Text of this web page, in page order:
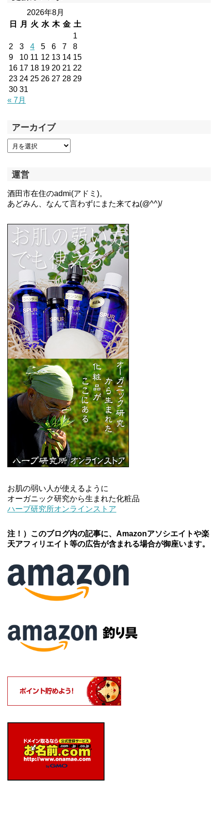
2026年8月
日
月 火 水 木 金 土
1
2
3 4 5 6 7
8
9
10 11 12 13 14 15
16 17 18 19 20 21 22
23 24 25 26 27 28 29
30 31
« 7月
アーカイブ
運営
酒田市在住のadmi(アドミ)。
あどみん、なんて言わずにまた来てね(@^^)/
お肌の弱い人が使えるように
オーガニック研究から生まれた化粧品
ハーブ研究所オンラインストア
注！）このブログ内の記事に、Amazonアソシエイトや楽
天アフィリエイト等の広告が含まれる場合が御座います。